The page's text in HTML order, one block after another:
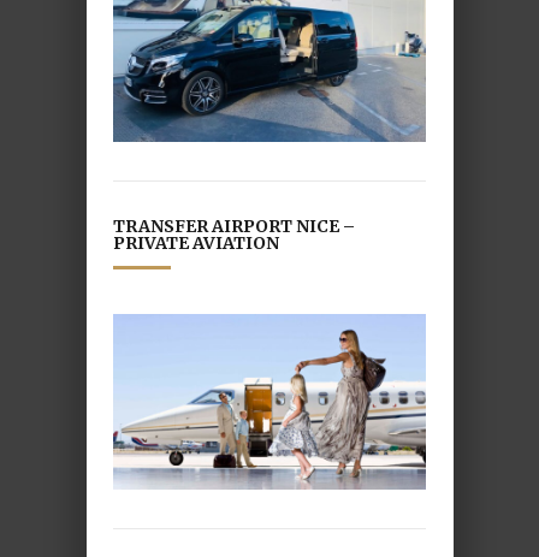
TRANSFER AIRPORT NICE –
PRIVATE AVIATION